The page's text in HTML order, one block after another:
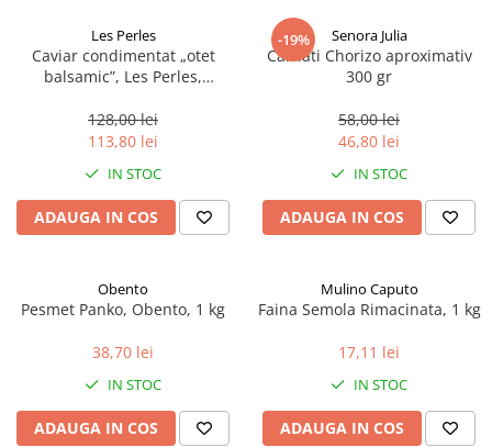
Les Perles
Caviar condimentat „otet
balsamic”, Les Perles,
sferice, 200 g
128,00 lei
113,80 lei
IN STOC
ADAUGA IN COS
-19% Senora Julia
Carnati Chorizo aproximativ
300 gr
58,00 lei
46,80 lei
IN STOC
ADAUGA IN COS
Obento
Pesmet Panko, Obento, 1 kg
38,70 lei
IN STOC
ADAUGA IN COS
Mulino Caputo
Faina Semola Rimacinata, 1 kg
17,11 lei
IN STOC
ADAUGA IN COS